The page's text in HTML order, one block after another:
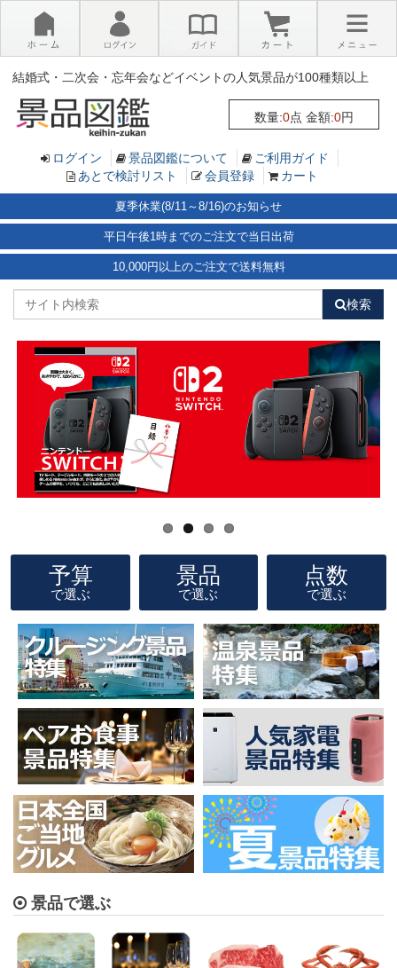
結婚式・二次会・忘年会などイベントの人気景品が100種類以上
数量:0点 金額:0円
×
ログイン 景品図鑑について
ご利用ガイド
あとで検討リスト
会員登録 カート
夏季休業(8/11～8/16)のお知らせ
平日午後1時までのご注文で当日出荷
10,000円以上のご注文で送料無料
検索
予算
で選ぶ
景品
で選ぶ
点数
で選ぶ
景品で選ぶ